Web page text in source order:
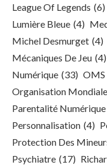
League Of Legends (6)
Lumière Bleue (4)
Michel Desmurget (4)
Mécaniques De Jeu (4)
Numérique (33) OMS
Organisation Mondiale
Parentalité Numérique
Personnalisation (4)
Protection Des
Psychiatre (17)